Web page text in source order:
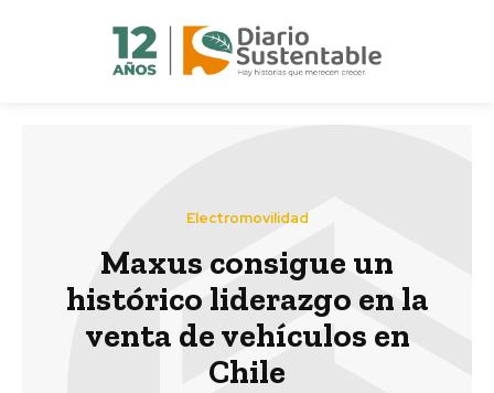
Electromovilidad
Maxus consigue un
histórico liderazgo en la
venta de vehículos en
Chile